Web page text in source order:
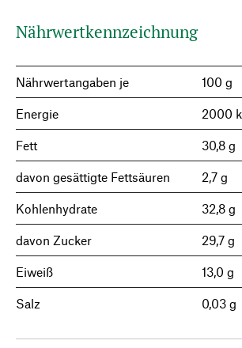
Nährwertkennzeichnung
Nährwertangaben je 100 g
Energie 2000
Fett 30,8 g
davon gesättigte Fettsäuren 2,7 g
Kohlenhydrate 32,8 g
davon Zucker 29,7 g
Eiweiß 13,0 g
Salz 0,03 g